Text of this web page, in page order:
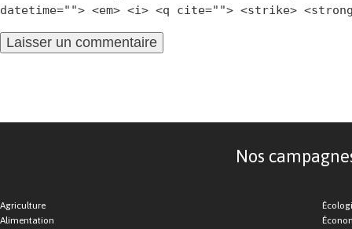
datetime=""> <em> <i> <q cite=""> <strike>
Nos
Agriculture
Alimentation